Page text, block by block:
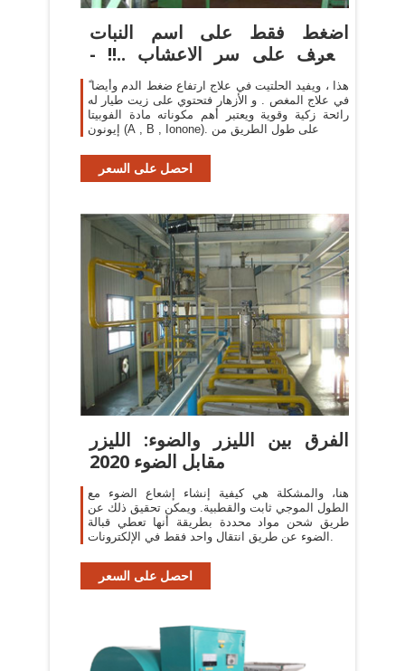
اضغط فقط على اسم النبات
وتعرف على سر الاعشاب ..!! -
صفحة 2
هذا ، ويفيد الحلتيت في علاج ارتفاع ضغط الدم وأيضا ً
في علاج المغص . و الأزهار فتحتوي على زيت طيار له
رائحة زكية وقوية ويعتبر أهم مكوناته مادة الفوبيتا
إيونون (A , B , Ionone). على طول الطريق من
احصل على السعر
الفرق بين الليزر والضوء: الليزر
مقابل الضوء 2020
هنا، والمشكلة هي كيفية إنشاء إشعاع الضوء مع
الطول الموجي ثابت والقطبية. ويمكن تحقيق ذلك عن
طريق شحن مواد محددة بطريقة أنها تعطي قبالة
الضوء عن طريق انتقال واحد فقط في الإلكترونات.
احصل على السعر